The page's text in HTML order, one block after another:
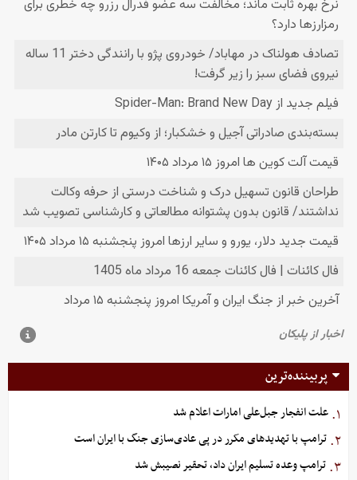
پربیننده‌ترین
۱. علت انفجار جبل‌علی امارات اعلام شد
۲. ترامپ با تهدیدهای مکرر در پی عادی‌سازی جنگ با ایران است
۳. ترامپ وعده تسلیم ایران داد، تحقیر نصیبش شد